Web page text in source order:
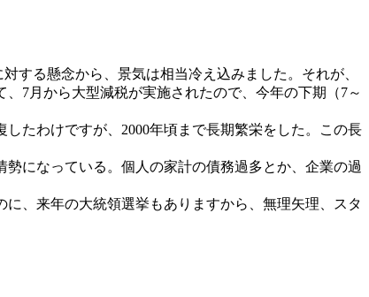
る懸念から、景気は相当冷え込みました。それが、
7月から大型減税が実施されたので、今年の下期（7～
たわけですが、2000年頃まで長期繁栄をした。この長
になっている。個人の家計の債務過多とか、企業の過
、来年の大統領選挙もありますから、無理矢理、スタ